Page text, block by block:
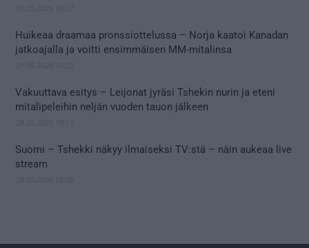
Huikeaa draamaa pronssiottelussa – Norja kaatoi Kanadan
jatkoajalla ja voitti ensimmäisen MM-mitalinsa
Vakuuttava esitys – Leijonat jyräsi Tshekin nurin ja eteni
mitalipeleihin neljän vuoden tauon jälkeen
Suomi – Tshekki näkyy ilmaiseksi TV:stä – näin aukeaa live
stream